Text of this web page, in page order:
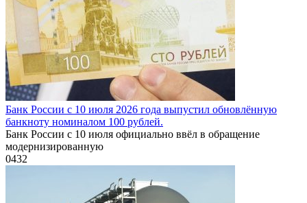
Банк России с 10 июля 2026 года выпустил обновлённую
банкноту номиналом 100 рублей.
Банк России с 10 июля официально ввёл в обращение
модернизированную
0432